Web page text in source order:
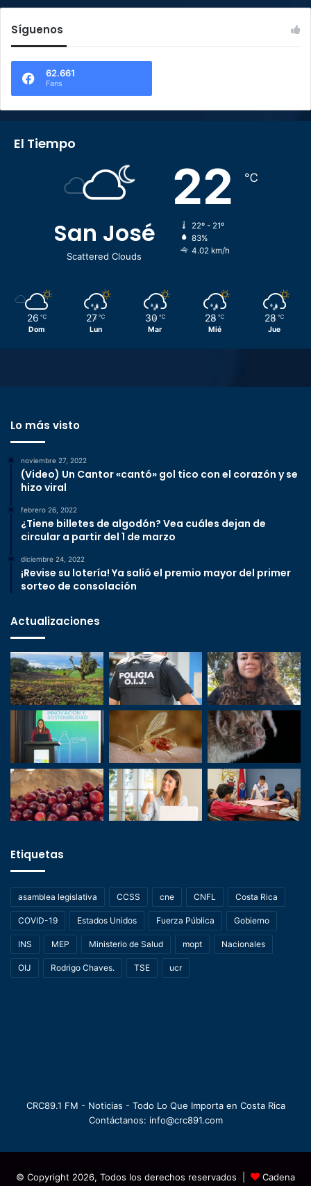
Síguenos
62.661
Fans
El Tiempo
San José
Scattered Clouds
22 ℃
22º - 21º
83%
4.02 km/h
26 ℃
Dom
27 ℃
Lun
30 ℃
Mar
28 ℃
Mié
28 ℃
Jue
Lo más visto
noviembre 27, 2022
(Video) Un Cantor «cantó» gol tico con el corazón y se
hizo viral
febrero 26, 2022
¿Tiene billetes de algodón? Vea cuáles dejan de
circular a partir del 1 de marzo
diciembre 24, 2022
¡Revise su lotería! Ya salió el premio mayor del primer
sorteo de consolación
Actualizaciones
Etiquetas
asamblea legislativa CCSS cne CNFL Costa Rica
COVID-19 Estados Unidos Fuerza Pública Gobierno
INS MEP Ministerio de Salud mopt Nacionales
OIJ Rodrigo Chaves. TSE ucr
CRC89.1 FM - Noticias - Todo Lo Que Importa en Costa Rica
Contáctanos: info@crc891.com
© Copyright 2026, Todos los derechos reservados | Cadena